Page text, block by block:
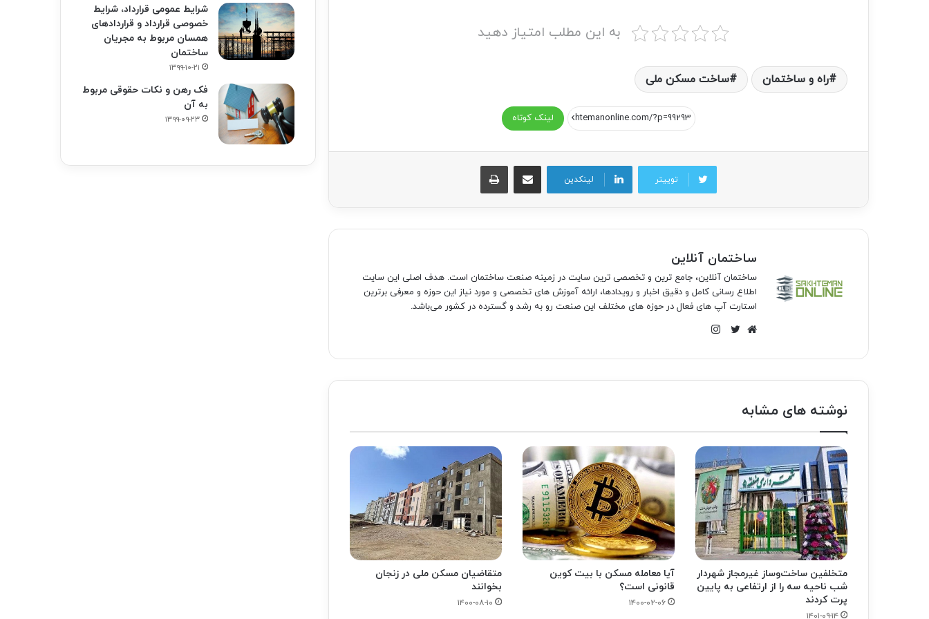
به این مطلب امتیاز دهید
راه و ساختمان ساخت مسکن ملی
لینک کوتاه
توییتر لینکدین
اشتراک گذاری از طریق ایمیل چاپ
ساختمان آنلاین
ساختمان آنلاین، جامع ترین و تخصصی ترین سایت در زمینه صنعت ساختمان است. هدف اصلی این سایت
اطلاع رسانی کامل و دقیق اخبار و رویدادها، ارائه آموزش های تخصصی و مورد نیاز این حوزه و معرفی برترین
استارت آپ های فعال در حوزه های مختلف این صنعت رو به رشد و گسترده در کشور می‌باشد.
نوشته های مشابه
متخلفین ساخت‌وساز غیرمجاز شهردار
شب ناحیه سه را از ارتفاعی به پایین
پرت کردند
۱۴۰۱-۰۹-۱۴
آیا معامله مسکن با بیت کوین
قانونی است؟
۱۴۰۰-۰۲-۰۶
متقاضیان مسکن ملی در زنجان
بخوانند
۱۴۰۰-۰۸-۱۰
شرایط عمومی قرارداد، شرایط
خصوصی قرارداد و قراردادهای
همسان مربوط به مجریان
ساختمان
۱۳۹۹-۱۰-۲۱
فک‌ رهن و نکات حقوقی مربوط
به آن
۱۳۹۹-۰۹-۲۳